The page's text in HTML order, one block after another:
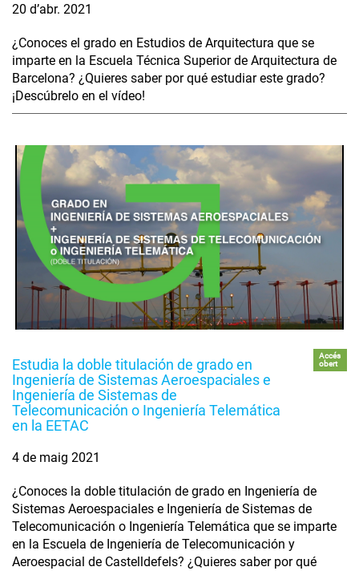
20 d’abr. 2021
¿Conoces el grado en Estudios de Arquitectura que se
imparte en la Escuela Técnica Superior de Arquitectura de
Barcelona? ¿Quieres saber por qué estudiar este grado?
¡Descúbrelo en el vídeo!
Estudia la doble titulación de grado en
Ingeniería de Sistemas Aeroespaciales e
Ingeniería de Sistemas de
Telecomunicación o Ingeniería Telemática
en la EETAC
Accés
obert
4 de maig 2021
¿Conoces la doble titulación de grado en Ingeniería de
Sistemas Aeroespaciales e Ingeniería de Sistemas de
Telecomunicación o Ingeniería Telemática que se imparte
en la Escuela de Ingeniería de Telecomunicación y
Aeroespacial de Castelldefels? ¿Quieres saber por qué